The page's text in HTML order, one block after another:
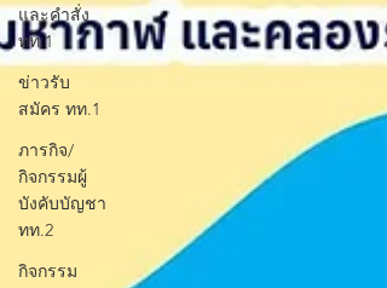
และคำสั่ง
ทท.1
ข่าวรับ
สมัคร ทท.1
ภารกิจ/
กิจกรรมผู้
บังคับบัญชา
ทท.2
กิจกรรม